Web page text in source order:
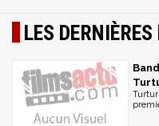
LES DERNIÈRES